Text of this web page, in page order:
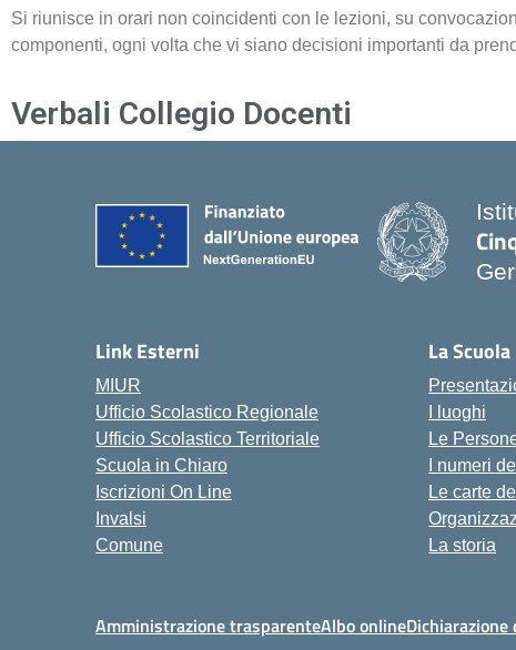
Si riunisce in orari non coincidenti con le lezioni, su
componenti, ogni volta che vi siano decisioni importanti da
Verbali Collegio Docenti
Link Esterni
MIUR
Ufficio Scolastico Regionale
Ufficio Scolastico Territoriale
Scuola in Chiaro
Iscrizioni On Line
Invalsi
Comune
La Scuola
I luoghi
Le
I numeri
Le carte
La storia
Amministrazione trasparenteAlbo online